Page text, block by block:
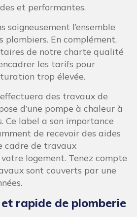
et performantes.
soigneusement l’ensemble
plombiers. En complément,
de notre charte qualité
les tarifs pour
trop élevée.
des travaux de
d’une pompe à chaleur à
Ce label a son importance
de recevoir des aides
cadre de travaux
logement. Tenez compte
sont couverts par une
rapide de plomberie